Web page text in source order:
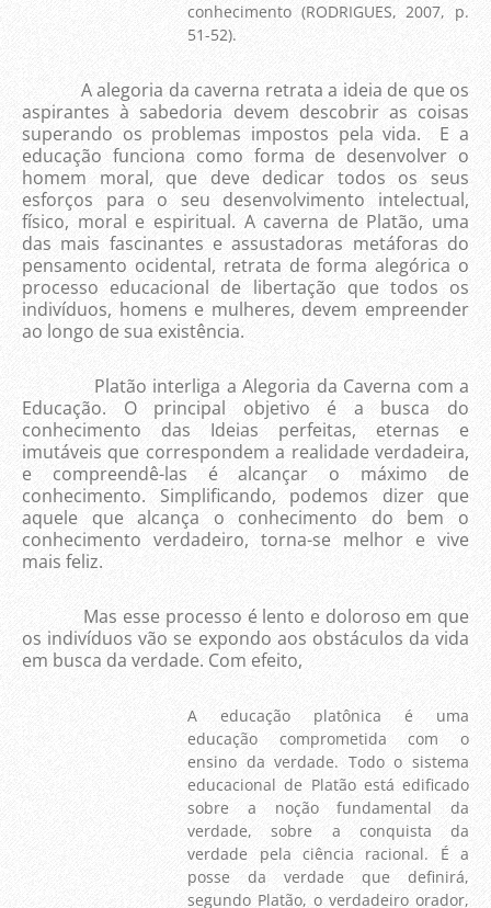
conhecimento (RODRIGUES, 2007, p.
51-52).
A alegoria da caverna retrata a ideia de que os
aspirantes à sabedoria devem descobrir as coisas
superando os problemas impostos pela vida. E a
educação funciona como forma de desenvolver o
homem moral, que deve dedicar todos os seus
esforços para o seu desenvolvimento intelectual,
físico, moral e espiritual. A caverna de Platão, uma
das mais fascinantes e assustadoras metáforas do
pensamento ocidental, retrata de forma alegórica o
processo educacional de libertação que todos os
indivíduos, homens e mulheres, devem empreender
ao longo de sua existência.
Platão interliga a Alegoria da Caverna com a
Educação. O principal objetivo é a busca do
conhecimento das Ideias perfeitas, eternas e
imutáveis que correspondem a realidade verdadeira,
e compreendê-las é alcançar o máximo de
conhecimento. Simplificando, podemos dizer que
aquele que alcança o conhecimento do bem o
conhecimento verdadeiro, torna-se melhor e vive
mais feliz.
Mas esse processo é lento e doloroso em que
os indivíduos vão se expondo aos obstáculos da vida
em busca da verdade. Com efeito,
A educação platônica é uma
educação comprometida com o
ensino da verdade. Todo o sistema
educacional de Platão está edificado
sobre a noção fundamental da
verdade, sobre a conquista da
verdade pela ciência racional. É a
posse da verdade que definirá,
segundo Platão, o verdadeiro orador,